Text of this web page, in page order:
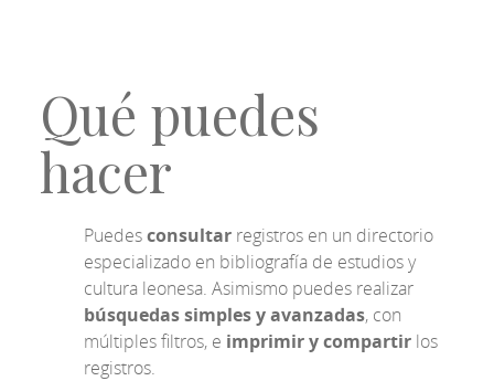
Qué puedes
hacer
Puedesconsultar registros en un directorio
especializado en bibliografía de estudios y
cultura leonesa. Asimismo puedes realizar
búsquedas simples y avanzadas, con
múltiples filtros, e imprimir y compartir los
registros.